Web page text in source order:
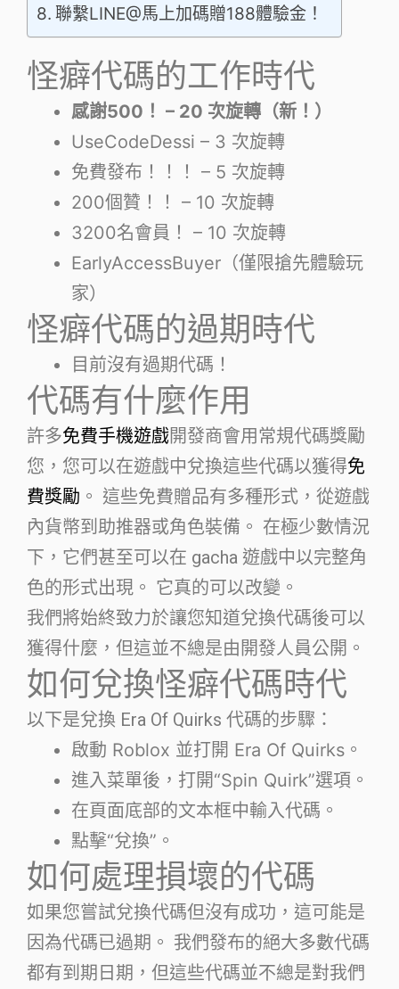
聯繫LINE@馬上加碼贈188體驗金！
怪癖代碼的工作時代
感謝500！ – 20 次旋轉（新！）
UseCodeDessi – 3 次旋轉
免費發布！！！ – 5 次旋轉
200個贊！！ – 10 次旋轉
3200名會員！ – 10 次旋轉
EarlyAccessBuyer（僅限搶先體驗玩
家）
怪癖代碼的過期時代
目前沒有過期代碼！
代碼有什麼作用
許多免費手機遊戲開發商會用常規代碼獎勵
您，您可以在遊戲中兌換這些代碼以獲得免
費獎勵 。 這些免費贈品有多種形式，從遊戲
內貨幣到助推器或角色裝備。 在極少數情況
下，它們甚至可以在 gacha 遊戲中以完整角
色的形式出現。 它真的可以改變。
我們將始終致力於讓您知道兌換代碼後可以
獲得什麼，但這並不總是由開發人員公開。
如何兌換怪癖代碼時代
以下是兌換 Era Of Quirks 代碼的步驟：
啟動 Roblox 並打開 Era Of Quirks。
進入菜單後，打開“Spin Quirk”選項。
在頁面底部的文本框中輸入代碼。
點擊“兌換”。
如何處理損壞的代碼
如果您嘗試兌換代碼但沒有成功，這可能是
因為代碼已過期。 我們發布的絕大多數代碼
都有到期日期，但這些代碼並不總是對我們